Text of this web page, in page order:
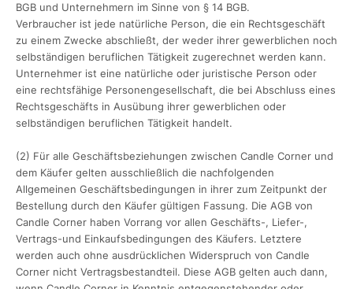
BGB und Unternehmern im Sinne von § 14 BGB.
Verbraucher ist jede natürliche Person, die ein Rechtsgeschäft
zu einem Zwecke abschließt, der weder ihrer gewerblichen noch
selbständigen beruflichen Tätigkeit zugerechnet werden kann.
Unternehmer ist eine natürliche oder juristische Person oder
eine rechtsfähige Personengesellschaft, die bei Abschluss eines
Rechtsgeschäfts in Ausübung ihrer gewerblichen oder
selbständigen beruflichen Tätigkeit handelt.
(2) Für alle Geschäftsbeziehungen zwischen Candle Corner und
dem Käufer gelten ausschließlich die nachfolgenden
Allgemeinen Geschäftsbedingungen in ihrer zum Zeitpunkt der
Bestellung durch den Käufer gültigen Fassung. Die AGB von
Candle Corner haben Vorrang vor allen Geschäfts-, Liefer-,
Vertrags-und Einkaufsbedingungen des Käufers. Letztere
werden auch ohne ausdrücklichen Widerspruch von Candle
Corner nicht Vertragsbestandteil. Diese AGB gelten auch dann,